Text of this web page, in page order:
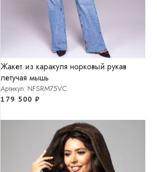
Жакет из каракуля норковый рукав
летучая мышь
Артикул: NFSRM75VC
179 500 ₽